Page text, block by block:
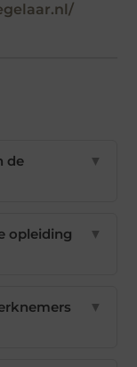
de
▼
opleiding
▼
▼